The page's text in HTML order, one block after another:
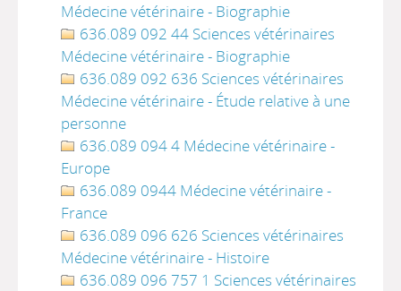
Médecine vétérinaire - Biographie
636.089 092 44 Sciences vétérinaires
Médecine vétérinaire - Biographie
636.089 092 636 Sciences vétérinaires
Médecine vétérinaire - Étude relative à une
personne
636.089 094 4 Médecine vétérinaire -
Europe
636.089 0944 Médecine vétérinaire -
France
636.089 096 626 Sciences vétérinaires
Médecine vétérinaire - Histoire
636.089 096 757 1 Sciences vétérinaires